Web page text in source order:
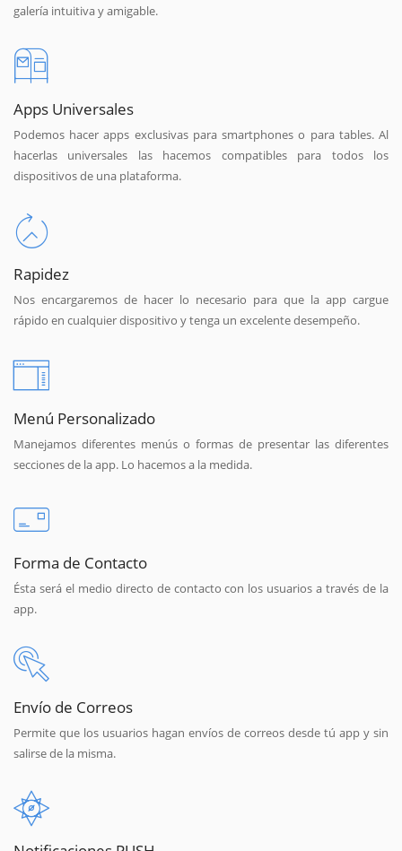
galería intuitiva y amigable.
Apps Universales
Podemos hacer apps exclusivas para smartphones o para tables. Al
hacerlas universales las hacemos compatibles para todos los
dispositivos de una plataforma.
Rapidez
Nos encargaremos de hacer lo necesario para que la app cargue
rápido en cualquier dispositivo y tenga un excelente desempeño.
Menú Personalizado
Manejamos diferentes menús o formas de presentar las diferentes
secciones de la app. Lo hacemos a la medida.
Forma de Contacto
Ésta será el medio directo de contacto con los usuarios a través de la
app.
Envío de Correos
Permite que los usuarios hagan envíos de correos desde tú app y sin
salirse de la misma.